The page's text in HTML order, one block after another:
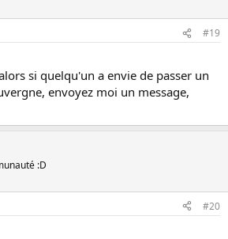
#19
si quelqu'un a envie de passer un
envoyez moi un message,
:D
#20